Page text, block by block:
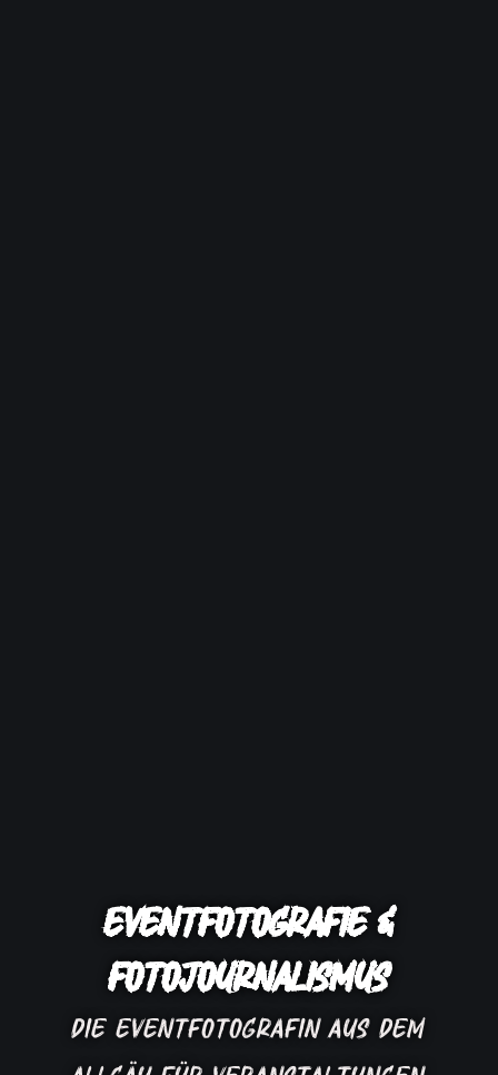
Die Eventfotografin aus dem
EVENTFOTOGRAFIE &
FOTOJOURNALISMUS